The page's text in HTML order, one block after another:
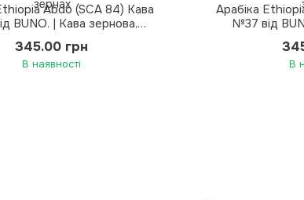
Abdo (SCA 84) Кава
BUNO. | Кава зернова,
345.00 грн
В наявності
Арабіка
№37 від
В